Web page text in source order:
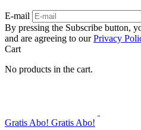
E-mail
By pressing the Subscribe button,
and are agreeing to ourPrivacy
Cart
No products in the cart.
Gratis Abo! Gratis Abo!